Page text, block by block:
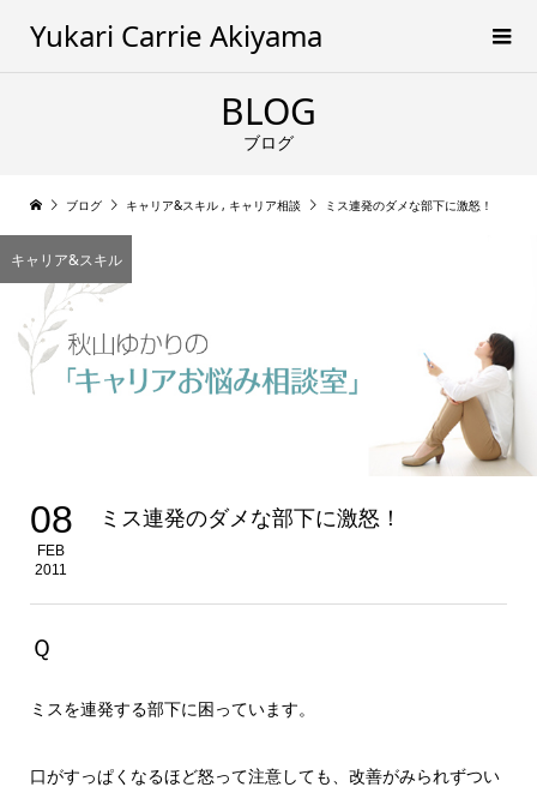
Yukari Carrie Akiyama
BLOG
ブログ
ブログ キャリア&スキル , キャリア相談 ミス連発のダメな部下に激怒！
キャリア&スキル
08
FEB
2011
ミス連発のダメな部下に激怒！
Ｑ
ミスを連発する部下に困っています。
口がすっぱくなるほど怒って注意しても、改善がみられずつい